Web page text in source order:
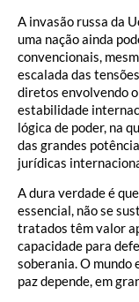
A invasão russa da
uma nação ainda
convencionais,
escalada das
diretos envolvendo
estabilidade
lógica de poder, na
das grandes
jurídicas
A dura verdade é
essencial, não se
tratados têm valor
capacidade para
soberania. O mundo
paz depende, em